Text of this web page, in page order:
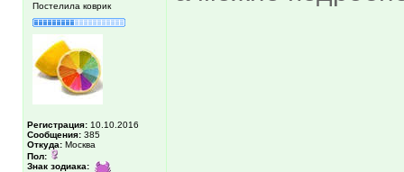
Постелила коврик
Регистрация: 10.10.2016
Сообщения: 385
Откуда: Москва
Пол:
Знак зодиака: